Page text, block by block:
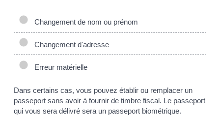
Changement de nom ou prénom
Changement d'adresse
Erreur matérielle
Dans certains cas, vous pouvez établir ou remplacer un
passeport sans avoir à fournir de timbre fiscal. Le passeport
qui vous sera délivré sera un passeport biométrique.